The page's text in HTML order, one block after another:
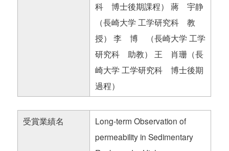
科 博士後期課程） 蔣 宇静
（長崎大学 工学研究科 教
授） 李 博 （長崎大学 工学
研究科 助教） 王 肖珊（長
崎大学 工学研究科 博士後期
過程）
受賞業績名
Long-term Observation of
permeability in Sedimentary